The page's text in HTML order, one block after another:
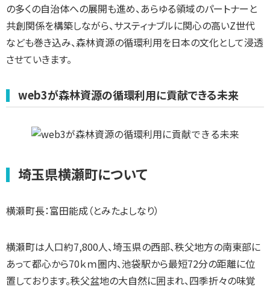
の多くの自治体への展開も進め、あらゆる領域のパートナーと
共創関係を構築しながら、サスティナブルに関心の高いZ世代
なども巻き込み、森林資源の循環利用を日本の文化として浸透
させていきます。
web3が森林資源の循環利用に貢献できる未来
埼玉県横瀬町について
横瀬町長：富田能成（とみたよしなり）
横瀬町は人口約7,800人、埼玉県の西部、秩父地方の南東部に
あって都心から70ｋｍ圏内、池袋駅から最短72分の距離に位
置しております。秩父盆地の大自然に囲まれ、四季折々の味覚